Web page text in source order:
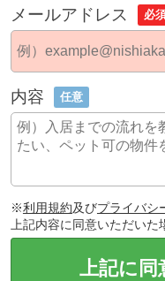
メールアドレス 必
内容 任意
※利用規約及びプライバシ
上記内容に同意いただいた
上記に同